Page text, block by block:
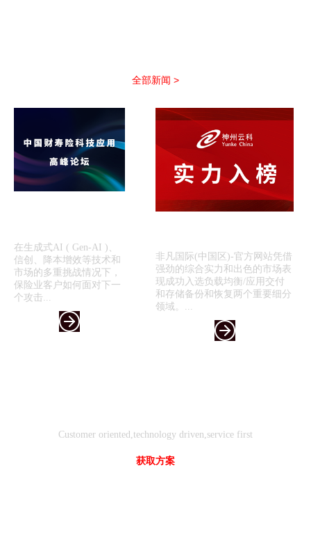
全部新闻 >
在生成式AI ( Gen-AI )、
信创、降本增效等技术和
市场的多重挑战情况下，
保险业客户如何面对下一
个攻击...
非凡国际(中国区)-官方网站凭借
强劲的综合实力和出色的市场表
现成功入选负载均衡/应用交付
和存储备份和恢复两个重要细分
领域。...
Customer oriented,technology driven,service first
获取方案